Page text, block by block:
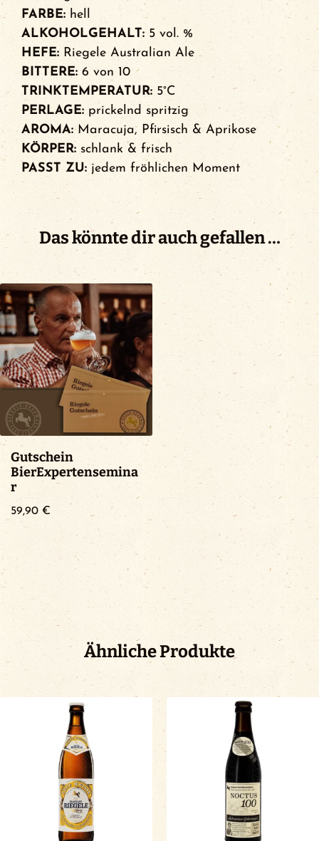
FARBE: hell
ALKOHOLGEHALT:5 vol. %
HEFE: Riegele Australian Ale
BITTERE:6 von 10
TRINKTEMPERATUR: 5°C
PERLAGE:prickelnd spritzig
AROMA:Maracuja, Pfirsisch & Aprikose
KÖRPER: schlank & frisch
PASST ZU: jedem fröhlichen Moment
Das könnte dir auch gefallen …
Gutschein
BierExpertensemina
r
59,90 €
Ähnliche Produkte